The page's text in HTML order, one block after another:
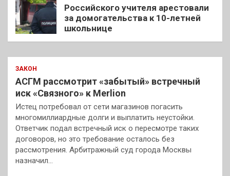
Российского учителя арестовали
за домогательства к 10-летней
школьнице
ЗАКОН
АСГМ рассмотрит «забытый» встречный
иск «Связного» к Merlion
Истец потребовал от сети магазинов погасить
многомиллиардные долги и выплатить неустойки.
Ответчик подал встречный иск о пересмотре таких
договоров, но это требование осталось без
рассмотрения. Арбитражный суд города Москвы
назначил…